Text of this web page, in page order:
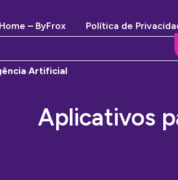
Home – ByFrox Política de
Artificial
Aplicativos